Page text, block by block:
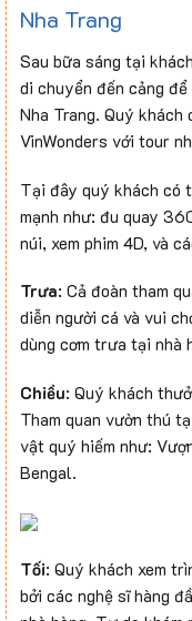
Nha Trang
Sau bữa sáng tại
di chuyển đến cảng
Nha Trang. Quý
VinWonders với tour
Tại đây quý khách có
mạnh như: đu quay
núi, xem phim 4D, và
Trưa: Cả đoàn tham
diễn người cá và vui
dùng cơm trưa tại nhà
Chiều: Quý khách
Tham quan vườn thú
vật quý hiếm như:
Bengal.
Tối: Quý khách xem
bởi các nghệ sĩ hàng